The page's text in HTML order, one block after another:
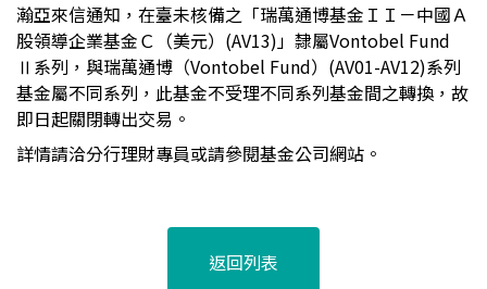
瀚亞來信通知，在臺未核備之「瑞萬通博基金ＩＩ－中國Ａ
股領導企業基金Ｃ（美元）(AV13)」隸屬Vontobel Fund
Ⅱ系列，與瑞萬通博（Vontobel Fund）(AV01-AV12)系列
基金屬不同系列，此基金不受理不同系列基金間之轉換，故
即日起關閉轉出交易。
詳情請洽分行理財專員或請參閱基金公司網站。
返回列表